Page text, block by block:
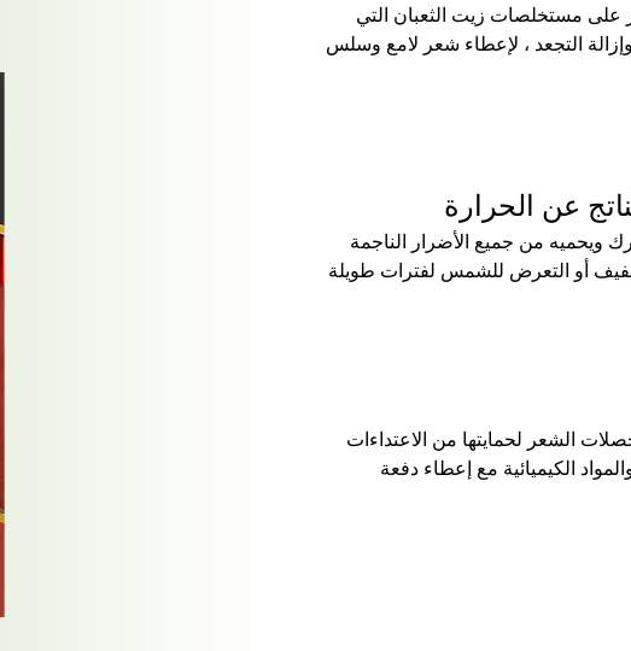
على مستخلصات زيت الثعبان التي
التجعد ، لإعطاء شعر لامع وسلس
عن الحرارة
من جميع الأضرار الناجمة
أو التعرض للشمس لفترات طويلة
الشعر لحمايتها من الاعتداءات
الكيميائية مع إعطاء دفعة